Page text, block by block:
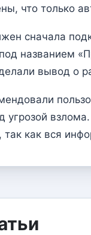
что только
сначала
названием
вывод о
угрозой
так как вся